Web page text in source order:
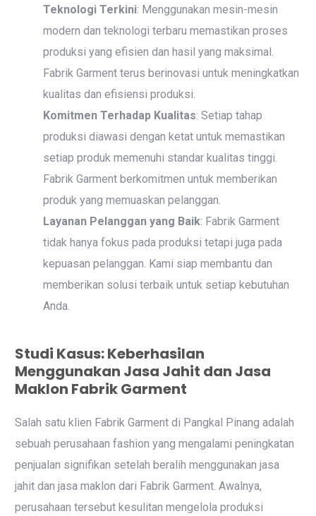
Teknologi Terkini: Menggunakan mesin-mesin
modern dan teknologi terbaru memastikan proses
produksi yang efisien dan hasil yang maksimal.
Fabrik Garment terus berinovasi untuk meningkatkan
kualitas dan efisiensi produksi.
Komitmen Terhadap Kualitas: Setiap tahap
produksi diawasi dengan ketat untuk memastikan
setiap produk memenuhi standar kualitas tinggi.
Fabrik Garment berkomitmen untuk memberikan
produk yang memuaskan pelanggan.
Layanan Pelanggan yang Baik: Fabrik Garment
tidak hanya fokus pada produksi tetapi juga pada
kepuasan pelanggan. Kami siap membantu dan
memberikan solusi terbaik untuk setiap kebutuhan
Anda.
Studi Kasus: Keberhasilan
Menggunakan Jasa Jahit dan Jasa
Maklon Fabrik Garment
Salah satu klien Fabrik Garment di Pangkal Pinang adalah
sebuah perusahaan fashion yang mengalami peningkatan
penjualan signifikan setelah beralih menggunakan jasa
jahit dan jasa maklon dari Fabrik Garment. Awalnya,
perusahaan tersebut kesulitan mengelola produksi